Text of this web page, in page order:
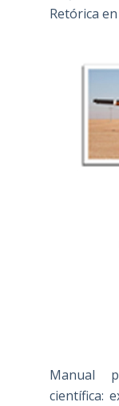
Retórica
Manual
científica: